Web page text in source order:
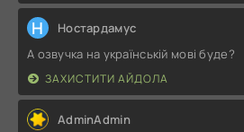
Н Ностардамус
А озвучка на українській мові буде?
ЗАХИСТИТИ АЙДОЛА
AdminAdmin